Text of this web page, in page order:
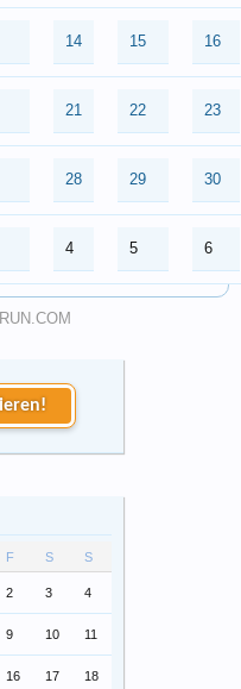
14 15 16
21 22 23
28 29 30
4 5 6
F S S
2 3 4
9 10 11
16 17 18